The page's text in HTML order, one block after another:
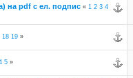
на pdf с ел. подпис « 1 2 3 4
18 19»
5»